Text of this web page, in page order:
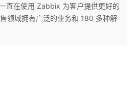
直在使用 Zabbix 为客户提供更好的
领域拥有广泛的业务和 180 多种解